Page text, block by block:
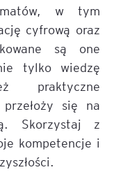
w tym
cyfrową oraz
są one
tylko wiedzę
praktyczne
się na
Skorzystaj z
kompetencje i